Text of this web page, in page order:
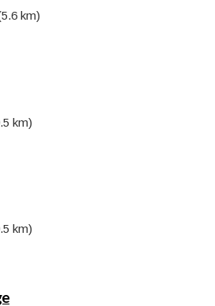
km)
km)
km)